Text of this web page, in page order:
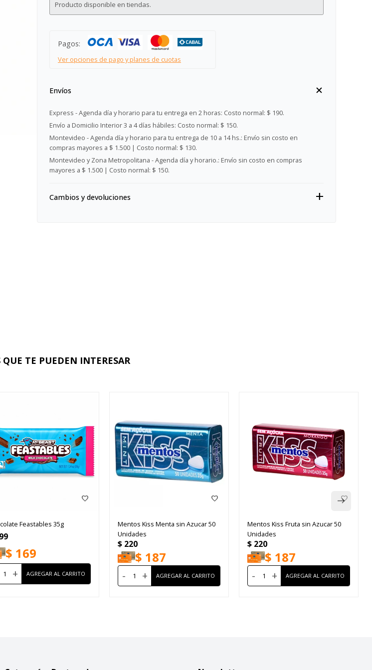
Producto disponible en tiendas.
Pagos:
Ver opciones de pago y planes de cuotas
Envíos
Express - Agenda día y horario para tu entrega en 2 horas: Costo normal: $ 190.
Envío a Domicilio Interior 3 a 4 días hábiles: Costo normal: $ 150.
Montevideo - Agenda día y horario para tu entrega de 10 a 14 hs.: Envío sin costo en
compras mayores a $ 1.500 | Costo normal: $ 130.
Montevideo y Zona Metropolitana - Agenda día y horario.: Envío sin costo en compras
mayores a $ 1.500 | Costo normal: $ 150.
Cambios y devoluciones
QUE TE PUEDEN INTERESAR
Feastables 35g
$ 169
+
Mentos Kiss Menta sin Azucar 50
Unidades
$ 220
$ 187
- +
Mentos Kiss Fruta sin Azucar 50
Unidades
$ 220
$ 187
- +